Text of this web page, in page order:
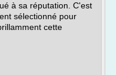
à sa réputation. C'est
sélectionné pour
cette